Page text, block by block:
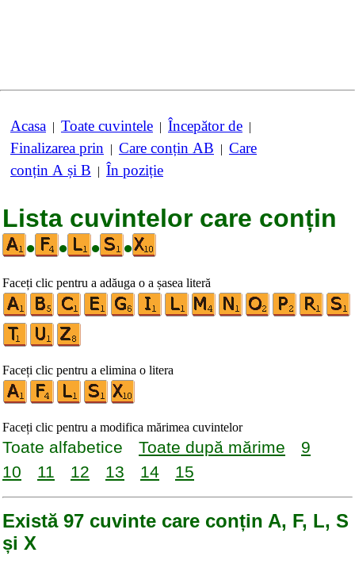
Acasa | Toate cuvintele | Începător de |
Finalizarea prin | Care conțin AB | Care
conțin A și B | În poziție
Lista cuvintelor care conțin
•
• • •
Faceți clic pentru a adăuga o a șasea literă
Faceți clic pentru a elimina o litera
Faceți clic pentru a modifica mărimea cuvintelor
Toate alfabetice Toate după mărime
9
10
11 12 13 14 15
Există 97 cuvinte care conțin A, F, L, S
și X